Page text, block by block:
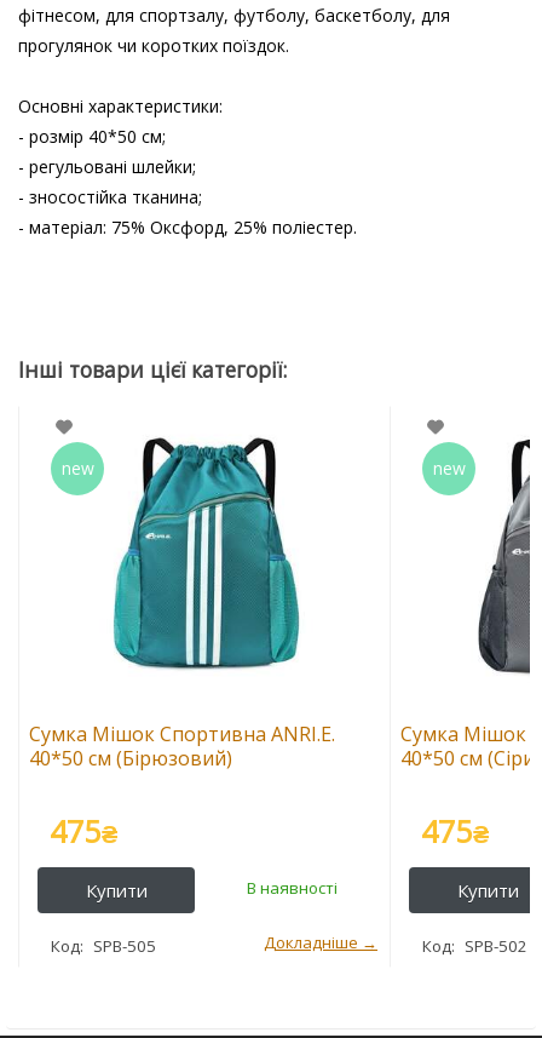
фітнесом, для спортзалу, футболу, баскетболу, для
прогулянок чи коротких поїздок.
Основні характеристики:
- розмір 40*50 см;
- регульовані шлейки;
- зносостійка тканина;
- матеріал: 75% Оксфорд, 25% поліестер.
Сумка Мішок Спортивна ANRI.E.
40*50 см (Бірюзовий)
SPB-505
475₴
Сумка Мішок
40*50 см
SPB-502
475₴